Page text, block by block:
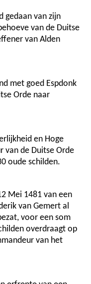
gedaan van zijn
van de Duitse
van Alden
met goed Espdonk
Orde naar
en Hoge
van de Duitse Orde
oude schilden.
Mei 1481 van een
van Gemert al
voor een som
overdraagt op
van het